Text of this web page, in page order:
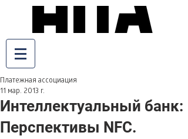
Интеллектуальный банк:
Перспективы NFC.
Платежная ассоциация
11 мар. 2013 г.